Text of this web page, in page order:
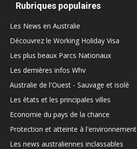
Rubriques populaires
Les News en Australie
Découvrez le Working Holiday Visa
Les plus beaux Parcs Nationaux
Les dernières infos Whv
Australie de l'Ouest - Sauvage et isolé
Les états et les principales villes
Economie du pays de la chance
Protection et atteinte à l'environnement
Les news australiennes inclassables